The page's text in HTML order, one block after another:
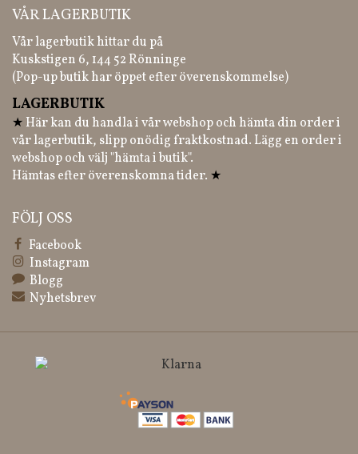
VÅR LAGERBUTIK
Vår lagerbutik hittar du på
Kuskstigen 6, 144 52 Rönninge
(Pop-up butik har öppet efter överenskommelse)
LAGERBUTIK
★ Här kan du handla i vår webshop och hämta din order i
vår lagerbutik, slipp onödig fraktkostnad. Lägg en order i
webshop och välj "hämta i butik".
Hämtas efter överenskomna tider. ★
FÖLJ OSS
Facebook
Instagram
Blogg
Nyhetsbrev